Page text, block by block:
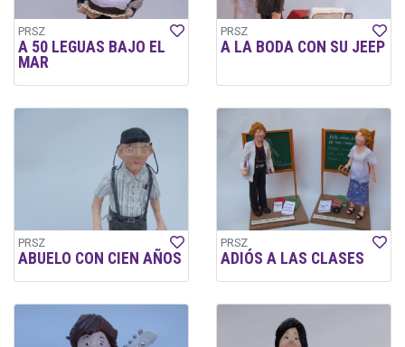
PRSZ
A 50 LEGUAS BAJO EL
MAR
PRSZ
A LA BODA CON SU JEEP
PRSZ
ABUELO CON CIEN AÑOS
PRSZ
ADIÓS A LAS CLASES